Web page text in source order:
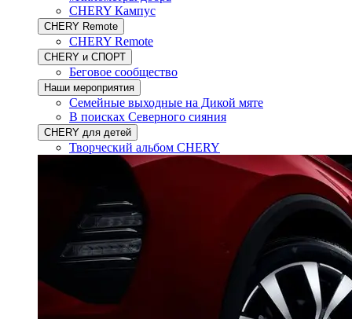
CHERY Кампус
CHERY Remote
CHERY Remote
CHERY и СПОРТ
Беговое сообщество
Наши мероприятия
Семейные выходные на Дикой мяте
В поисках Северного сияния
CHERY для детей
Творческий альбом CHERY